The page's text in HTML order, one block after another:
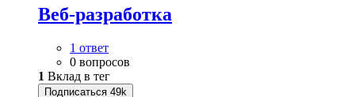
Веб-разработка
1 ответ
0 вопросов
1 Вклад в тег
Подписаться 49k